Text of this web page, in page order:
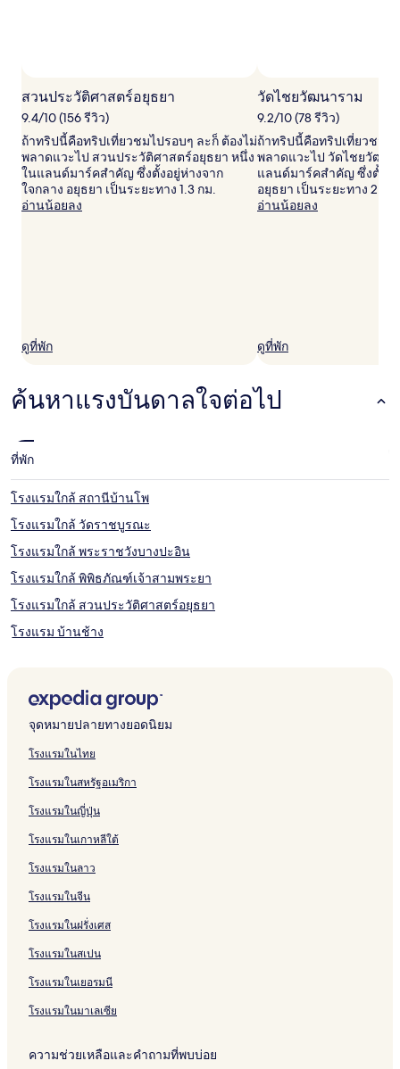
2
คน
ราคา
และ
จำนวน
ห้อง
พัก
ว่าง
กำหนด
เพิ่ม
สวนประวัติศาสตร์อยุธยา
9.4/10 (156 รีวิว)
ถ้าทริปนี้คือทริปเที่ยวชมไปรอบๆ ละก็ ต้องไม่
พลาดแวะไป สวนประวัติศาสตร์อยุธยา หนึ่ง
ในแลนด์มาร์คสำคัญ ซึ่งตั้งอยู่ห่างจาก
ใจกลาง อยุธยา เป็นระยะทาง 1.3 กม.
อ่านน้อยลง
ดูที่พัก
วัดไชยวัฒนาราม
9.2/10 (78 รีวิว)
ถ้าทริปนี้คือทริปเที่ยวชมไ
พลาดแวะไป วัดไชยวัฒน
แลนด์มาร์คสำคัญ ซึ่งตั้งอ
อยุธยา เป็นระยะทาง 2.7
อ่านน้อยลง
ดูที่พัก
ค้นหาแรงบันดาลใจต่อไป
ที่พัก
โรงแรมใกล้ สถานีบ้านโพ
โรงแรมใกล้ วัดราชบูรณะ
โรงแรมใกล้ พระราชวังบางปะอิน
โรงแรมใกล้ พิพิธภัณฑ์เจ้าสามพระยา
โรงแรมใกล้ สวนประวัติศาสตร์อยุธยา
โรงแรม บ้านช้าง
โรงแรม ตลาดเกรียบ
โรงแรม บางบาล
โรงแรมใกล้ วัดกุฎีดาว
โรงแรม ลุมพลี
โรงแรม จําปา
โรงแรม อยุธยา
โรงแรม คู้สลอด
โรงแรมมีสปาใน อยุธยา
โรงแรมใกล้ วัดหน้าพระเมรุ
โรงแรมใกล้ สถานีเชียงรากน้อย
โรงแรม ลาดบัวหลวง
จุดหมายปลายทางยอดนิยม
โรงแรมในไทย
โรงแรมในสหรัฐอเมริกา
โรงแรมในญี่ปุ่น
โรงแรมในเกาหลีใต้
โรงแรมในลาว
โรงแรมในจีน
โรงแรมในฝรั่งเศส
โรงแรมในสเปน
โรงแรมในเยอรมนี
โรงแรมในมาเลเซีย
ความช่วยเหลือและคำถามที่พบบ่อย